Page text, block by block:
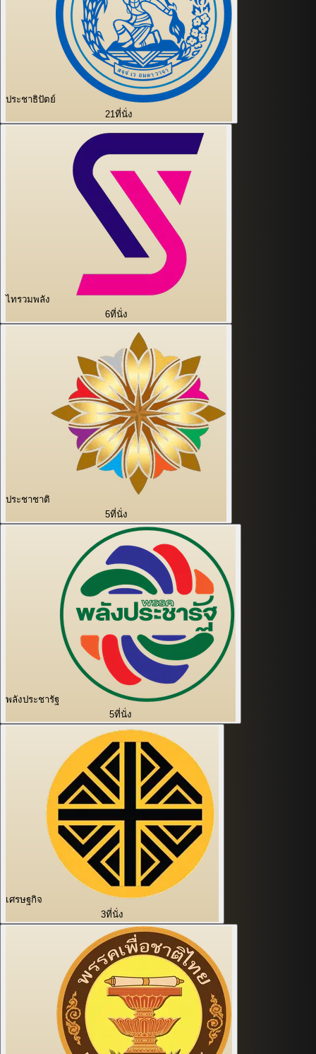
ประชาธิปัตย์
21ที่นั่ง
ไทรวมพลัง
6ที่นั่ง
ประชาชาติ
5ที่นั่ง
พลังประชารัฐ
5ที่นั่ง
เศรษฐกิจ
3ที่นั่ง